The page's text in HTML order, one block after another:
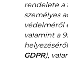
rendelete a
személyes
védelméről
valamint a
GDPR),